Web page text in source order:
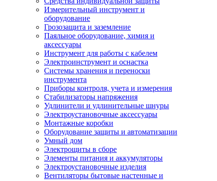
Измерительный инструмент и
оборудование
Грозозащита и заземление
Паяльное оборудование, химия и
аксессуары
Инструмент для работы с кабелем
Электроинструмент и оснастка
Системы хранения и переноски
инструмента
Приборы контроля, учета и измерения
Стабилизаторы напряжения
Удлинители и удлинительные шнуры
Электроустановочные аксессуары
Монтажные коробки
Оборудование защиты и автоматизации
Умный дом
Электрощиты в сборе
Элементы питания и аккумуляторы
Электроустановочные изделия
Вентиляторы бытовые настенные и